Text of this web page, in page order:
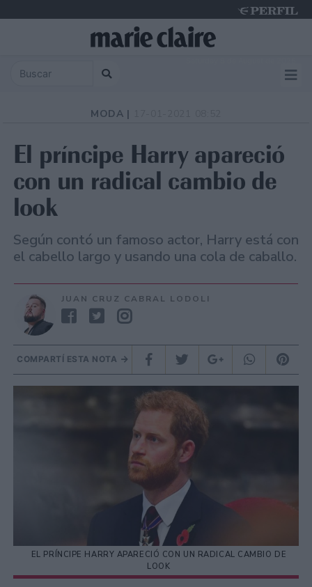
MODA |
El príncipe Harry apareció
con un radical cambio de
look
Según contó un famoso actor, Harry está con
el cabello largo y usando una cola de caballo.
JUAN CRUZ CABRAL LODOLI
COMPARTÍ ESTA NOTA
EL PRÍNCIPE HARRY APARECIÓ CON UN RADICAL CAMBIO DE
LOOK